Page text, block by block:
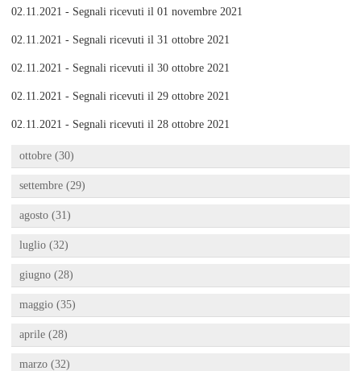
02.11.2021 - Segnali ricevuti il 01 novembre 2021
02.11.2021 - Segnali ricevuti il 31 ottobre 2021
02.11.2021 - Segnali ricevuti il 30 ottobre 2021
02.11.2021 - Segnali ricevuti il 29 ottobre 2021
02.11.2021 - Segnali ricevuti il 28 ottobre 2021
ottobre (30)
settembre (29)
agosto (31)
luglio (32)
giugno (28)
maggio (35)
aprile (28)
marzo (32)